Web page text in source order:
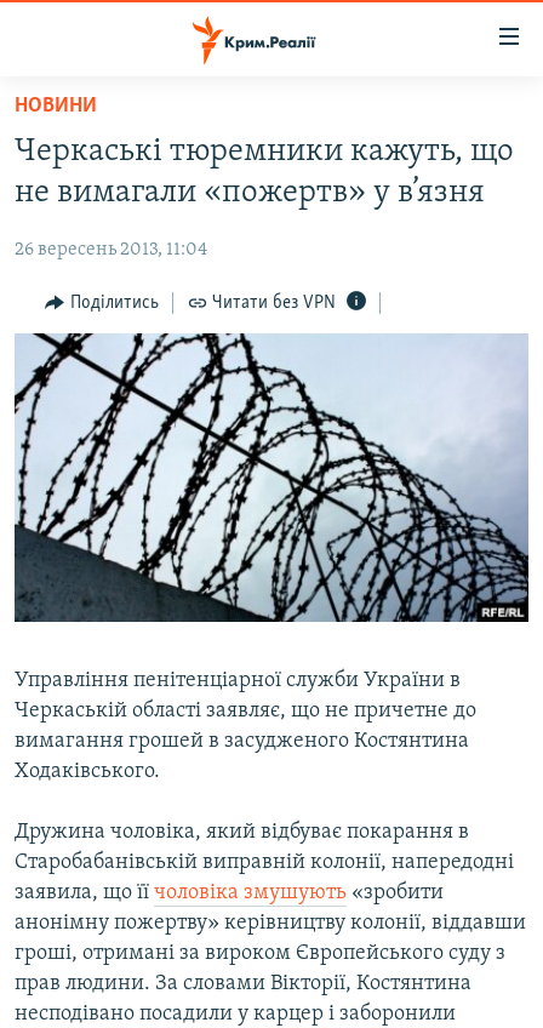
Перейти
основного
матеріалу
до
навігації
Перейти
пошуку
ВОДА.КРИМ
ПОЛІТИКА
БЛОГИ
ПОГЛЯД
ІНТЕРВ'Ю
ВСЕ ЗА ДЕНЬ
СПЕЦПРОЕКТИ
ДЕПОРТАЦІЯ
ВІДЕОУРОКИ «ELIFBE»
СВІДЧЕННЯ ОКУПАЦІЇ
ІНФОГРАФІКА
ЯК ОБІЙТИ БЛОКУВАННЯ
Русский
Qırımtatar
ДОЛУЧАЙСЯ!
НОВИНИ
Черкаські тюремники кажуть, що
не вимагали «пожертв» у в’язня
26 вересень 2013, 11:04
Поділитись Читати без VPN
Управління пенітенціарної служби України в
Черкаській області заявляє, що не причетне до
вимагання грошей в засудженого Костянтина
Ходаківського.
Дружина чоловіка, який відбуває покарання в
Старобабанівській виправній колонії, напередодні
заявила, що її чоловіка змушують «зробити
анонімну пожертву» керівництву колонії, віддавши
гроші, отримані за вироком Європейського суду з
прав людини. За словами Вікторії, Костянтина
несподівано посадили у карцер і заборонили